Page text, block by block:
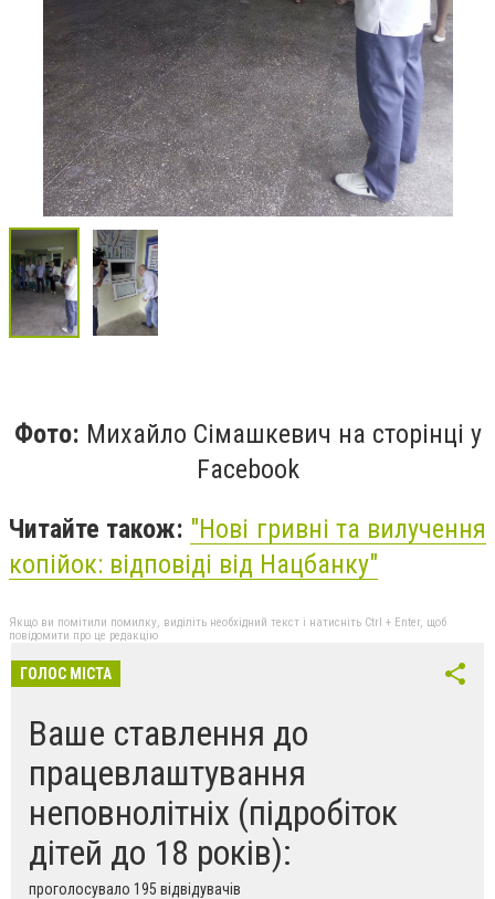
Фото: Михайло Сімашкевич на сторінці у
Facebook
Читайте також: "Нові гривні та вилучення
копійок: відповіді від Нацбанку"
Якщо ви помітили помилку, виділіть необхідний текст і натисніть Ctrl + Enter, щоб
повідомити про це редакцію
ГОЛОС МІСТА
Ваше ставлення до
працевлаштування
неповнолітніх (підробіток
дітей до 18 років):
проголосувало 195 відвідувачів